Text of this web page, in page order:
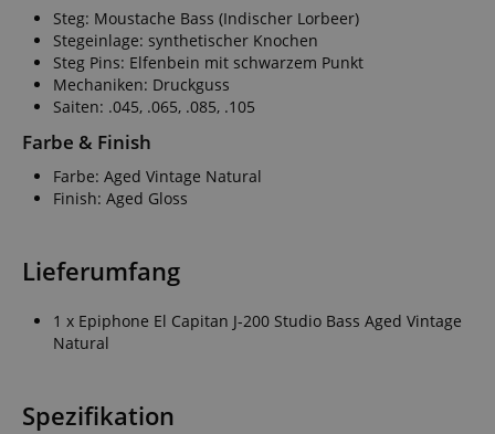
Steg: Moustache Bass (Indischer Lorbeer)
Stegeinlage: synthetischer Knochen
Steg Pins: Elfenbein mit schwarzem Punkt
Mechaniken: Druckguss
Saiten: .045, .065, .085, .105
Farbe & Finish
Farbe: Aged Vintage Natural
Finish: Aged Gloss
Lieferumfang
1 x Epiphone El Capitan J-200 Studio Bass Aged Vintage
Natural
Spezifikation